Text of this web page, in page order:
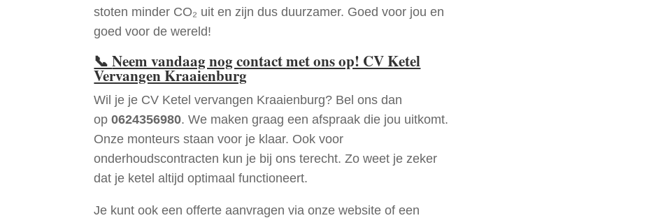
stoten minder CO₂ uit en zijn dus duurzamer. Goed voor jou en
goed voor de wereld!
📞Neem vandaag nog contact met ons op! CV Ketel
Vervangen Kraaienburg
Wil je je CV Ketel vervangen Kraaienburg? Bel ons dan
op0624356980. We maken graag een afspraak die jou uitkomt.
Onze monteurs staan voor je klaar. Ook voor
onderhoudscontracten kun je bij ons terecht. Zo weet je zeker
dat je ketel altijd optimaal functioneert.
Je kunt ook een offerte aanvragen via onze website of een